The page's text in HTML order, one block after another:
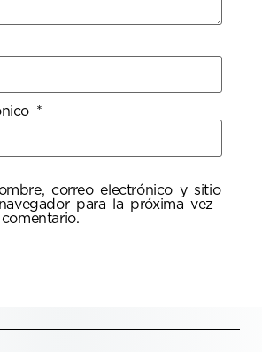
*
correo electrónico y sitio
para la próxima vez